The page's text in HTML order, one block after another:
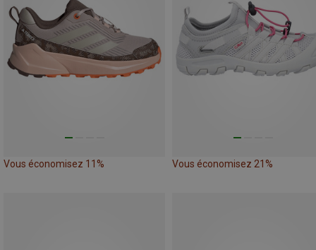
Vous économisez 11% Vous économisez 21%